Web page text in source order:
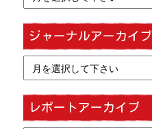
ジャーナルアーカイブ
レポートアーカイブ